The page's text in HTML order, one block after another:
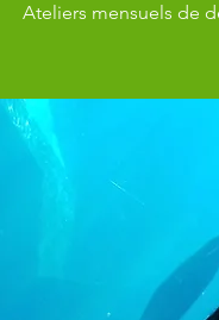
Ateliers mensuels de